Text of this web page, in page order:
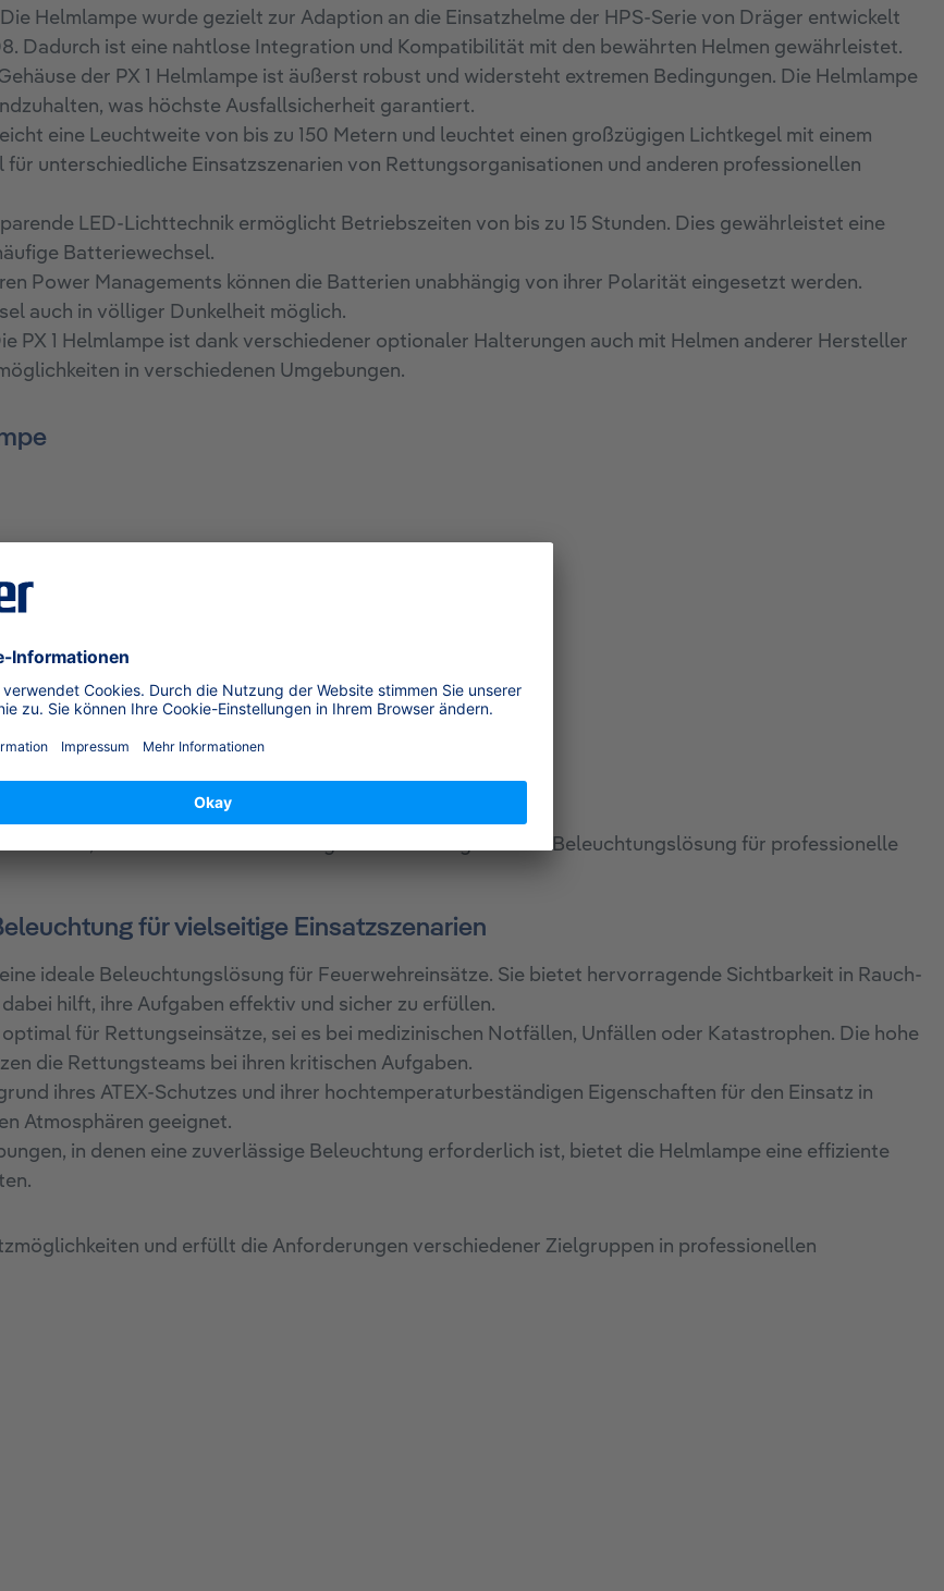
Die Helmlampe wurde gezielt zur Adaption an die Einsatzhelme der HPS-Serie von Dräger entwickelt
Dadurch ist eine nahtlose Integration und Kompatibilität mit den bewährten Helmen gewährleistet.
der PX 1 Helmlampe ist äußerst robust und widersteht extremen Bedingungen. Die Helmlampe
was höchste Ausfallsicherheit garantiert.
eine Leuchtweite von bis zu 150 Metern und leuchtet einen großzügigen Lichtkegel mit einem
für unterschiedliche Einsatzszenarien von Rettungsorganisationen und anderen professionellen
LED-Lichttechnik ermöglicht Betriebszeiten von bis zu 15 Stunden. Dies gewährleistet eine
Batteriewechsel.
Power Managements können die Batterien unabhängig von ihrer Polarität eingesetzt werden.
auch in völliger Dunkelheit möglich.
PX 1 Helmlampe ist dank verschiedener optionaler Halterungen auch mit Helmen anderer Hersteller
in verschiedenen Umgebungen.
(II 2D Ex ib IIIC T105°C Db IP68)
Vorteilen, die sie zu einer zuverlässigen und leistungsstarken Beleuchtungslösung für professionelle
für vielseitige Einsatzszenarien
ideale Beleuchtungslösung für Feuerwehreinsätze. Sie bietet hervorragende Sichtbarkeit in Rauch-
hilft, ihre Aufgaben effektiv und sicher zu erfüllen.
für Rettungseinsätze, sei es bei medizinischen Notfällen, Unfällen oder Katastrophen. Die hohe
die Rettungsteams bei ihren kritischen Aufgaben.
ihres ATEX-Schutzes und ihrer hochtemperaturbeständigen Eigenschaften für den Einsatz in
Atmosphären geeignet.
in denen eine zuverlässige Beleuchtung erforderlich ist, bietet die Helmlampe eine effiziente
und erfüllt die Anforderungen verschiedener Zielgruppen in professionellen